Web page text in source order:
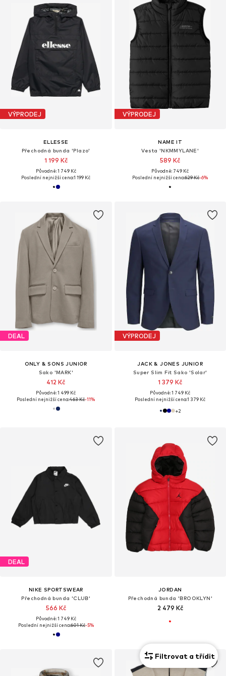
VÝPRODEJ
ELLESSE
Přechodná bunda 'Plazo'
1 199 Kč
Původně: 1 749 Kč
Poslední nejnižší cena:1 199 Kč
VÝPRODEJ
NAME IT
Vesta 'NKMMYLANE'
589 Kč
Původně: 749 Kč
Poslední nejnižší cena:629 Kč-6%
DEAL
ONLY & SONS JUNIOR
Sako 'MARK'
412 Kč
Původně: 1 499 Kč
Poslední nejnižší cena:463 Kč-11%
VÝPRODEJ
JACK & JONES JUNIOR
Super Slim Fit Sako 'Solar'
1 379 Kč
Původně: 1 749 Kč
Poslední nejnižší cena:1 379 Kč
+2
DEAL
NIKE SPORTSWEAR
Přechodná bunda 'CLUB'
566 Kč
Původně: 1 749 Kč
Poslední nejnižší cena:601 Kč-5%
JORDAN
Přechodná bunda 'BROOKLYN'
2 479 Kč
Filtrovat a třídit